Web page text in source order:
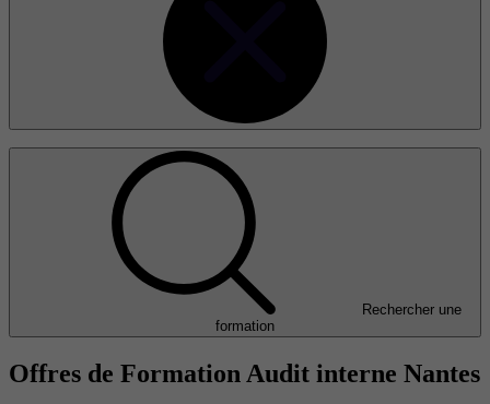
Rechercher une
formation
Offres de Formation Audit interne Nantes